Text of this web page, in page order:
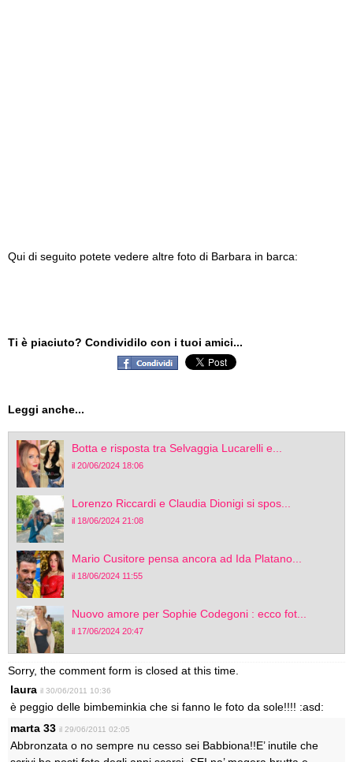
Qui di seguito potete vedere altre foto di Barbara in barca:
Ti è piaciuto? Condividilo con i tuoi amici...
Leggi anche...
Botta e risposta tra Selvaggia Lucarelli e...
il 20/06/2024 18:06
Lorenzo Riccardi e Claudia Dionigi si spos...
il 18/06/2024 21:08
Mario Cusitore pensa ancora ad Ida Platano...
il 18/06/2024 11:55
Nuovo amore per Sophie Codegoni : ecco fot...
il 17/06/2024 20:47
Sorry, the comment form is closed at this time.
laura il 30/06/2011 10:36
è peggio delle bimbeminkia che si fanno le foto da sole!!!! :asd:
marta 33 il 29/06/2011 02:05
Abbronzata o no sempre nu cesso sei Babbiona!!E’ inutile che